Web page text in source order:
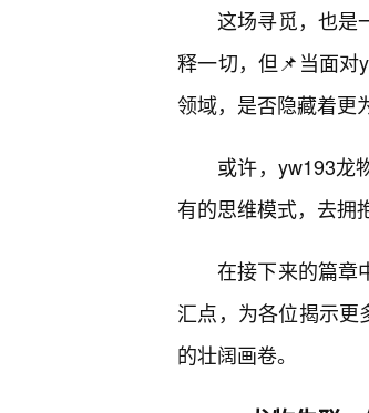
这场寻觅，也是
释一切，但📌当面对
领域，是否隐藏着更
或许，yw193龙
有的思维模式，去拥
在接下来的篇章
汇点，为各位揭示更
的壮阔画卷。